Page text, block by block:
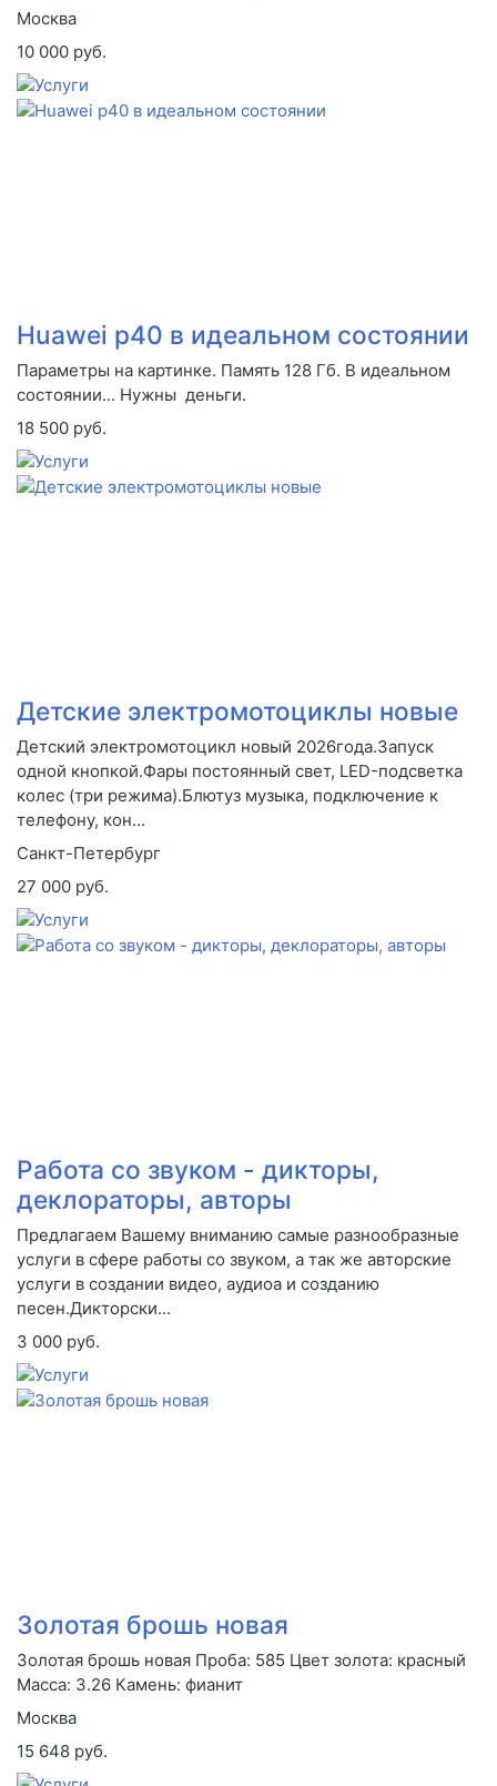
Москва
10 000 руб.
Huawei p40 в идеальном состоянии
Параметры на картинке. Память 128 Гб. В идеальном
состоянии... Нужны деньги.
18 500 руб.
Детские электромотоциклы новые
Детский электромотоцикл новый 2026года.Запуск
одной кнопкой.Фары постоянный свет, LED-подсветка
колес (три режима).Блютуз музыка, подключение к
телефону, кон...
Санкт-Петербург
27 000 руб.
Работа со звуком - дикторы,
деклораторы, авторы
Предлагаем Вашему вниманию самые разнообразные
услуги в сфере работы со звуком, а так же авторские
услуги в создании видео, аудиоа и созданию
песен.Дикторски...
3 000 руб.
Золотая брошь новая
Золотая брошь новая Проба: 585 Цвет золота: красный
Масса: 3.26 Камень: фианит
Москва
15 648 руб.